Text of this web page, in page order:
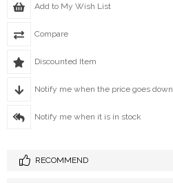
Add to My Wish List
Compare
Discounted Item
Notify me when the price goes down
Notify me when it is in stock
RECOMMEND